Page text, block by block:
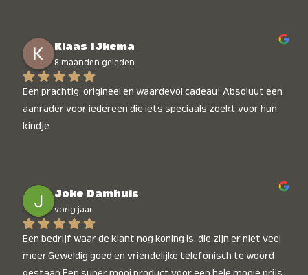
Klaas IJkema
8 maanden geleden
Een prachtig, origineel en waardevol cadeau! Absoluut een
aanrader voor iedereen die iets speciaals zoekt voor hun
kindje
Joke Damhuis
vorig jaar
Een bedrijf waar de klant nog koning is, die zijn er niet veel
meer.Geweldig goed en vriendelijke telefonisch te woord